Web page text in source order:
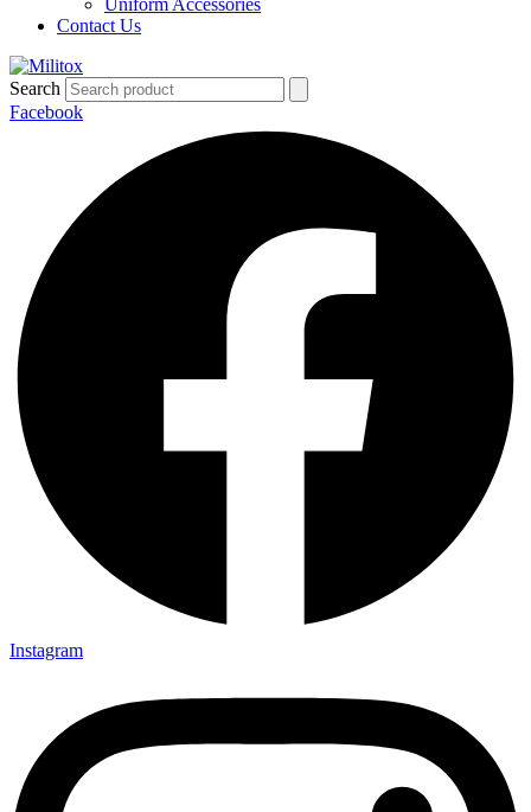
Uniform Accessories
Contact Us
Search
Facebook
Instagram